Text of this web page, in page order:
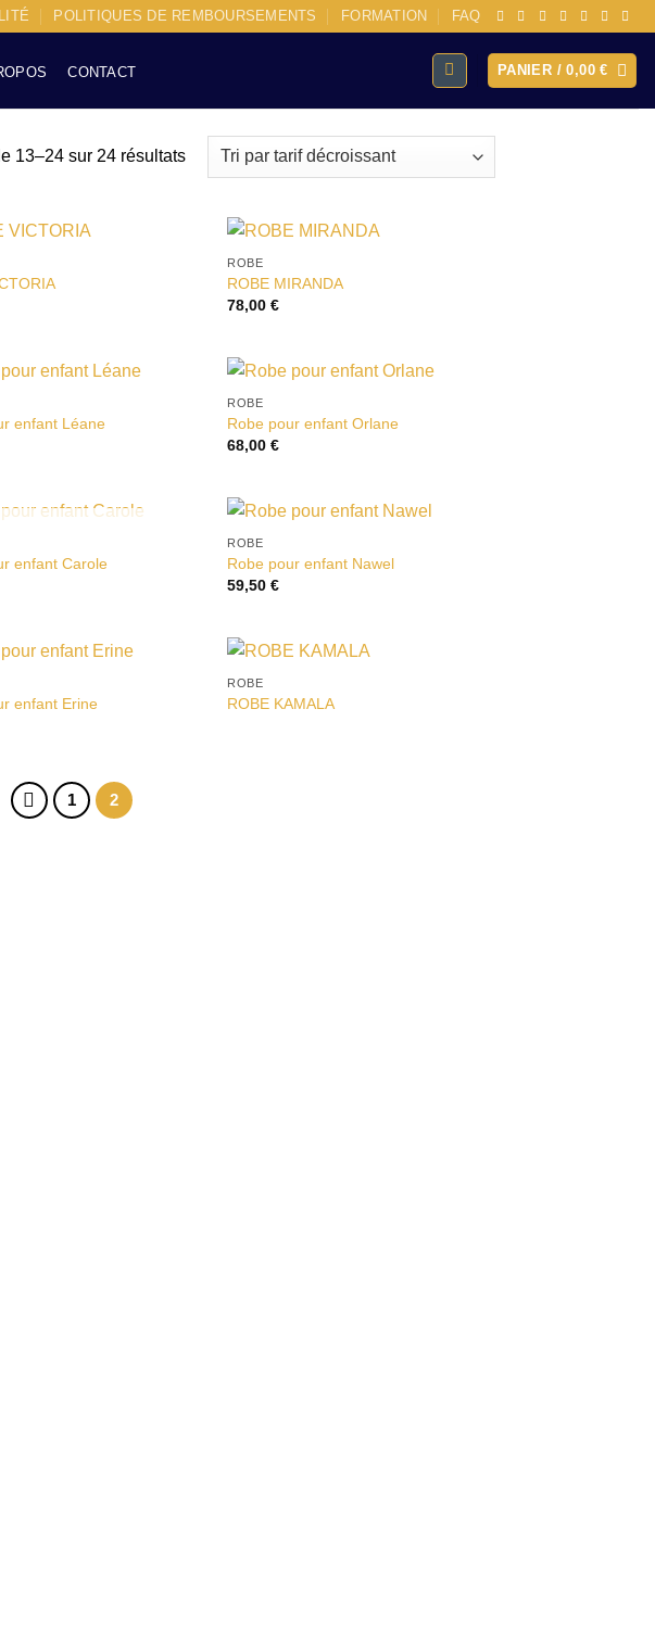
POLITIQUES DE REMBOURSEMENTS FORMATION FAQ
CONTACT PANIER /0,00€
13–24 sur 24 résultatsTrié
par
décroissant
ROBE
ROBE MIRANDA
78,00€
enfant Léane
ROBE
Robe pour enfant Orlane
68,00€
enfant Carole
ROBE
Robe pour enfant Nawel
59,50€
enfant Erine
ROBE
ROBE KAMALA
1 2